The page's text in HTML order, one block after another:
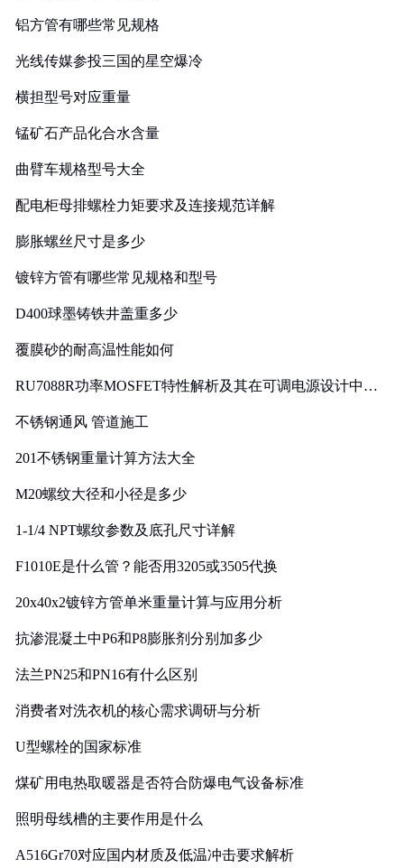
铝方管有哪些常见规格
光线传媒参投三国的星空爆冷
横担型号对应重量
锰矿石产品化合水含量
曲臂车规格型号大全
配电柜母排螺栓力矩要求及连接规范详解
膨胀螺丝尺寸是多少
镀锌方管有哪些常见规格和型号
D400球墨铸铁井盖重多少
覆膜砂的耐高温性能如何
RU7088R功率MOSFET特性解析及其在可调电源设计中的
不锈钢通风 管道施工
201不锈钢重量计算方法大全
M20螺纹大径和小径是多少
1-1/4 NPT螺纹参数及底孔尺寸详解
F1010E是什么管？能否用3205或3505代换
20x40x2镀锌方管单米重量计算与应用分析
抗渗混凝土中P6和P8膨胀剂分别加多少
法兰PN25和PN16有什么区别
消费者对洗衣机的核心需求调研与分析
U型螺栓的国家标准
煤矿用电热取暖器是否符合防爆电气设备标准
照明母线槽的主要作用是什么
A516Gr70对应国内材质及低温冲击要求解析